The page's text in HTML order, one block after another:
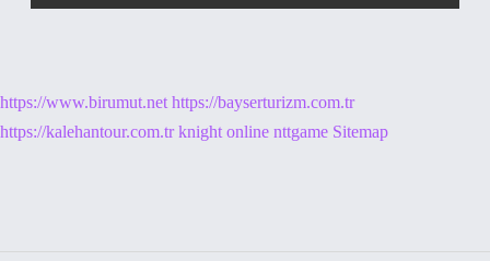
https://www.birumut.net https://bayserturizm.com.tr
https://kalehantour.com.tr knight online nttgame Sitemap